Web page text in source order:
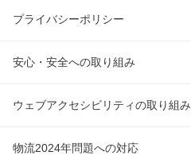
プライバシーポリシー
安心・安全への取り組み
ウェブアクセシビリティの取り組み
物流2024年問題への対応